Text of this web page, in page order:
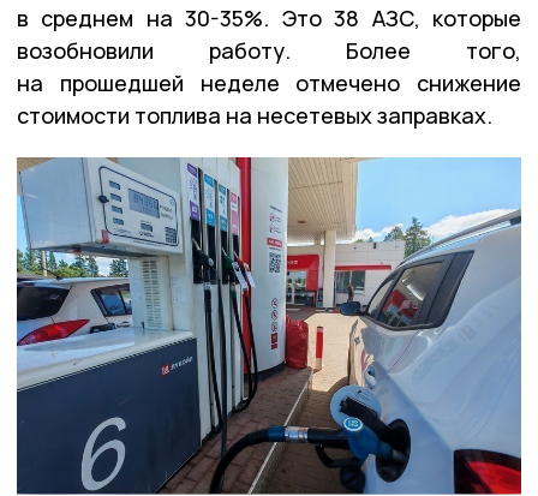
в среднем на 30-35%. Это 38 АЗС, которые
возобновили работу. Более того,
на прошедшей неделе отмечено снижение
стоимости топлива на несетевых заправках.